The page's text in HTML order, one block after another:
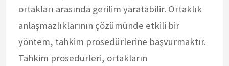
ortakları arasında gerilim yaratabilir. Ortaklık
anlaşmazlıklarının çözümünde etkili bir
yöntem, tahkim prosedürlerine başvurmaktır.
Tahkim prosedürleri, ortakların